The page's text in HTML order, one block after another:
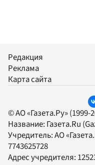
Редакция
Реклама
Карта сайта
© АО «Газета.Ру»
Название: Газета.Ru
Учредитель:АО
7743625728
Адрес учредителя: